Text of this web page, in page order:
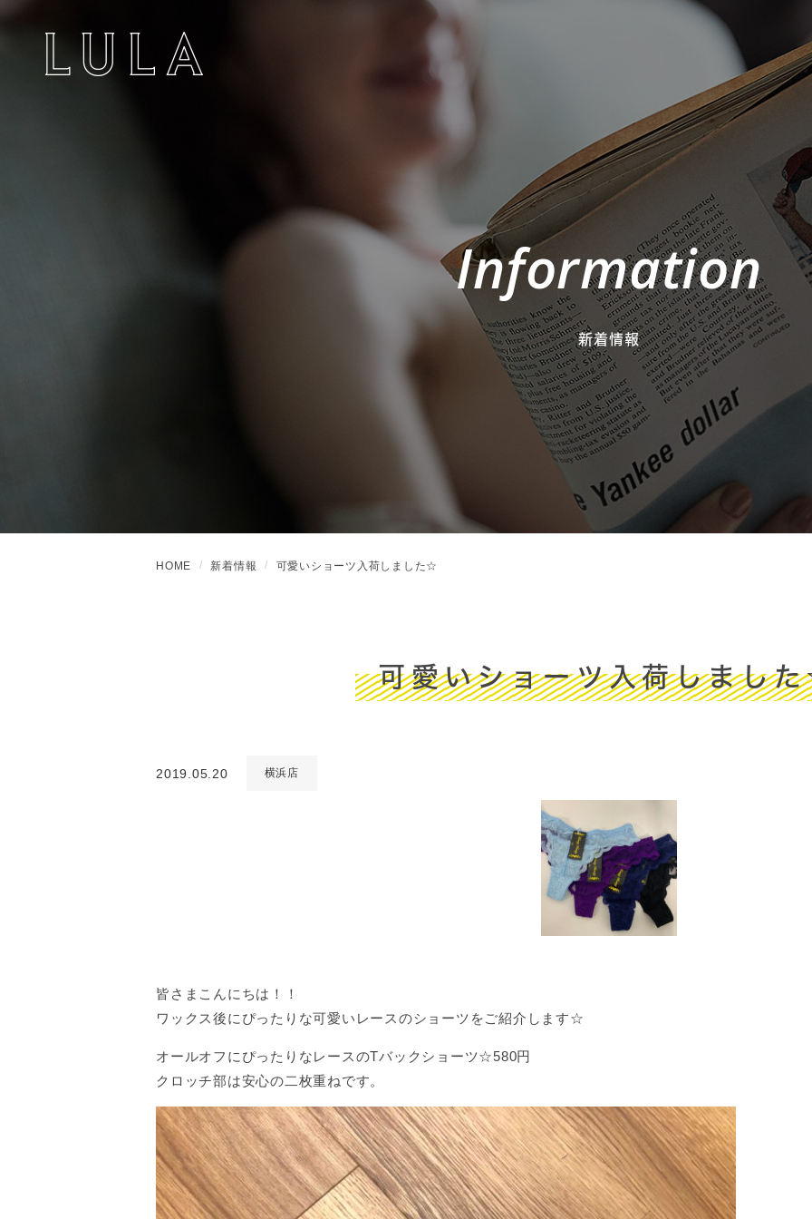
Information
新着情報
HOME 新着情報 可愛いショーツ入荷しました☆
可愛いショーツ入荷しまし
2019.05.20 横浜店
皆さまこんにちは！！
ワックス後にぴったりな可愛いレースのショーツをご紹介します☆
オールオフにぴったりなレースのTバックショーツ☆580円
クロッチ部は安心の二枚重ねです。